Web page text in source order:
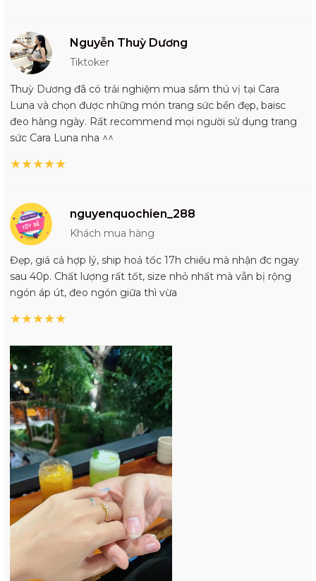
Nguyễn Thuỳ Dương
Tiktoker
Thuỳ Dương đã có trải nghiệm mua sắm thú vị tại Cara
Luna và chọn được những món trang sức bền đẹp, baisc
đeo hàng ngày. Rất recommend mọi người sử dụng trang
sức Cara Luna nha ^^
★★★★★
nguyenquochien_288
Khách mua hàng
Đẹp, giá cả hợp lý, ship hoả tốc 17h chiều mà nhận đc ngay
sau 40p. Chất lượng rất tốt, size nhỏ nhất mà vẫn bị rộng
ngón áp út, đeo ngón giữa thì vừa
★★★★★